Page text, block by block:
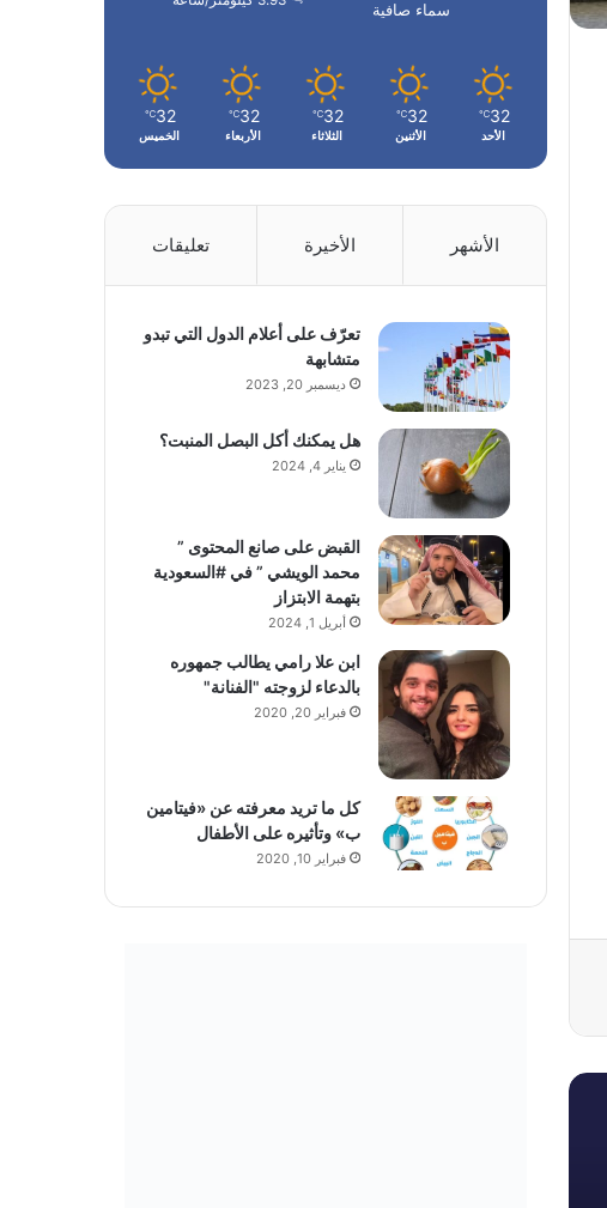
سماء صافية
32
℃
الأحد
32
℃
الأثنين
32
℃
الثلاثاء
32
℃
الأربعاء
32
℃
الخميس
الأشهر الأخيرة تعليقات
تعرّف على أعلام الدول التي تبدو
متشابهة
ديسمبر 20, 2023
هل يمكنك أكل البصل المنبت؟
يناير 4, 2024
القبض على صانع المحتوى ”
محمد الويشي ” في #السعودية
بتهمة الابتزاز
أبريل 1, 2024
ابن علا رامي يطالب جمهوره
بالدعاء لزوجته "الفنانة"
فبراير 20, 2020
كل ما تريد معرفته عن «فيتامين
ب» وتأثيره على الأطفال
فبراير 10, 2020